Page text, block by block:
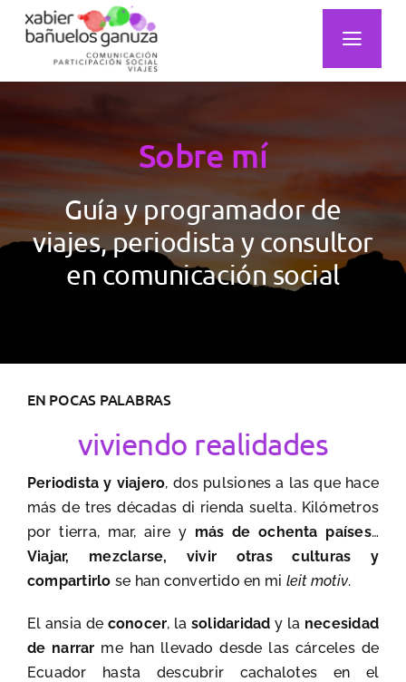
Saltar
contenido
Sobre mí
Mi Mirada
Blog
Contacto
Sobre mí
Guía y programador de
viajes, periodista y consultor
en comunicación social
EN POCAS PALABRAS
viviendo realidades
Periodista y viajero, dos pulsiones a las que hace
más de tres décadas di rienda suelta. Kilómetros
por tierra, mar, aire y más de ochenta países…
Viajar, mezclarse, vivir otras culturas y
compartirlo se han convertido en mi leit motiv.
El ansia de conocer, la solidaridad y la necesidad
de narrar me han llevado desde las cárceles de
Ecuador hasta descubrir cachalotes en el